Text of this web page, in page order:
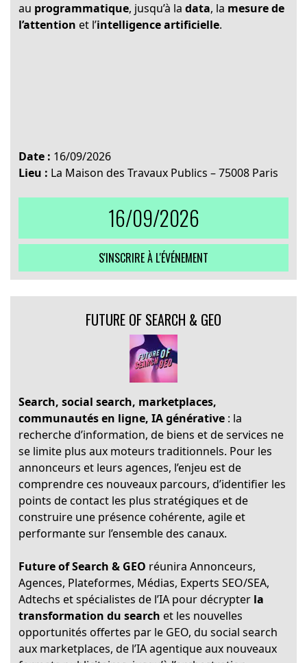
au programmatique, jusqu’à la data, la mesure de
l’attention et l’intelligence artificielle.
Date : 16/09/2026
Lieu : La Maison des Travaux Publics – 75008 Paris
16/09/2026
S'INSCRIRE À L'ÉVÉNEMENT
FUTURE OF SEARCH & GEO
Search, social search, marketplaces,
communautés en ligne, IA générative: la
recherche d’information, de biens et de services ne
se limite plus aux moteurs traditionnels. Pour les
annonceurs et leurs agences, l’enjeu est de
comprendre ces nouveaux parcours, d’identifier les
points de contact les plus stratégiques et de
construire une présence cohérente, agile et
performante sur l’ensemble des canaux.
Future of Search & GEO réunira Annonceurs,
Agences, Plateformes, Médias, Experts SEO/SEA,
Adtechs et spécialistes de l’IA pour décrypter la
transformation du search et les nouvelles
opportunités offertes par le GEO, du social search
aux marketplaces, de l’IA agentique aux nouveaux